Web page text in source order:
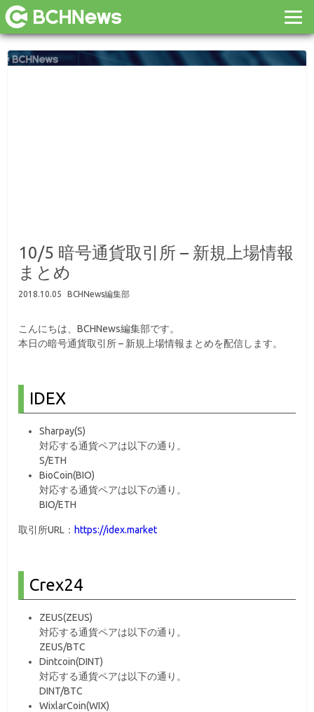
10/5 暗号通貨取引所 – 新規上場情報
まとめ
2018.10.05 BCHNews編集部
こんにちは、BCHNews編集部です。
本日の暗号通貨取引所 – 新規上場情報まとめを配信します。
IDEX
Sharpay(S)
対応する通貨ペアは以下の通り。
S/ETH
BioCoin(BIO)
対応する通貨ペアは以下の通り。
BIO/ETH
取引所URL： https://idex.market
Crex24
ZEUS(ZEUS)
対応する通貨ペアは以下の通り。
ZEUS/BTC
Dintcoin(DINT)
対応する通貨ペアは以下の通り。
DINT/BTC
WixlarCoin(WIX)